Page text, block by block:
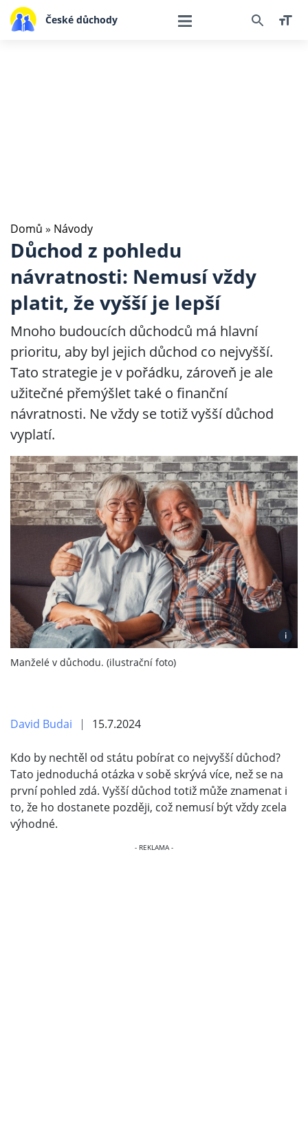
České důchody
Domů » Návody
Důchod z pohledu
návratnosti: Nemusí vždy
platit, že vyšší je lepší
Mnoho budoucích důchodců má hlavní
prioritu, aby byl jejich důchod co nejvyšší.
Tato strategie je v pořádku, zároveň je ale
užitečné přemýšlet také o finanční
návratnosti. Ne vždy se totiž vyšší důchod
vyplatí.
i
Manželé v důchodu. (ilustrační foto)
David Budai 15.7.2024
Kdo by nechtěl od státu pobírat co nejvyšší důchod?
Tato jednoduchá otázka v sobě skrývá více, než se na
první pohled zdá. Vyšší důchod totiž může znamenat i
to, že ho dostanete později, což nemusí být vždy zcela
výhodné.